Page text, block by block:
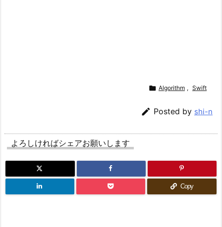
 Algorithm , Swift
 Posted by shi-n
よろしければシェアお願いします
Copy